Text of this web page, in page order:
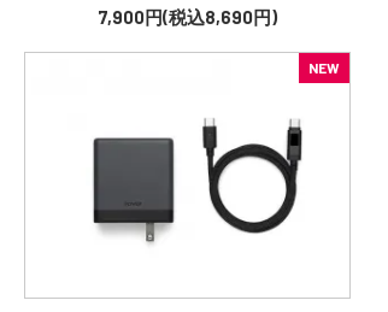
7,900円(税込8,690円)
NEW